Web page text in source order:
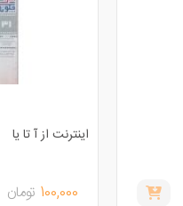
اینترنت از آ تا یا
100,000 تومان